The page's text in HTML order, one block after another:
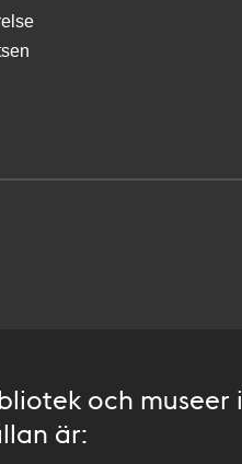
och museer i
är: